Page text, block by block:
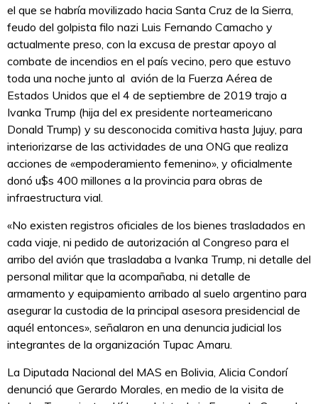
el que se habría movilizado hacia Santa Cruz de la Sierra,
feudo del golpista filo nazi Luis Fernando Camacho y
actualmente preso, con la excusa de prestar apoyo al
combate de incendios en el país vecino, pero que estuvo
toda una noche junto al avión de la Fuerza Aérea de
Estados Unidos que el 4 de septiembre de 2019 trajo a
Ivanka Trump (hija del ex presidente norteamericano
Donald Trump) y su desconocida comitiva hasta Jujuy, para
interiorizarse de las actividades de una ONG que realiza
acciones de «empoderamiento femenino», y oficialmente
donó u$s 400 millones a la provincia para obras de
infraestructura vial.
«No existen registros oficiales de los bienes trasladados en
cada viaje, ni pedido de autorización al Congreso para el
arribo del avión que trasladaba a Ivanka Trump, ni detalle del
personal militar que la acompañaba, ni detalle de
armamento y equipamiento arribado al suelo argentino para
asegurar la custodia de la principal asesora presidencial de
aquél entonces», señalaron en una denuncia judicial los
integrantes de la organización Tupac Amaru.
La Diputada Nacional del MAS en Bolivia, Alicia Condorí
denunció que Gerardo Morales, en medio de la visita de